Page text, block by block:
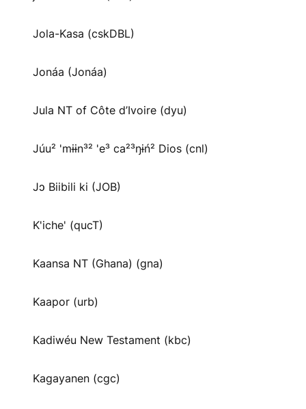
Jola-Kasa (cskDBL)
Jonáa (Jonáa)
Jula NT of Côte d’Ivoire (dyu)
Júu² 'mɨɨn³² 'e³ ca²³ŋɨń² Dios (cnl)
Jɔ Biibili ki (JOB)
K'iche' (qucT)
Kaansa NT (Ghana) (gna)
Kaapor (urb)
Kadiwéu New Testament (kbc)
Kagayanen (cgc)